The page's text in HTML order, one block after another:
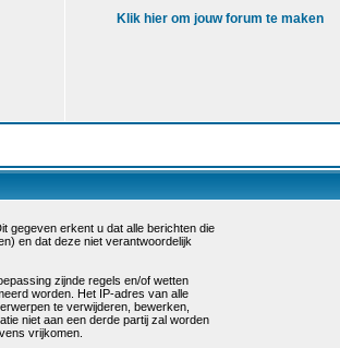
Klik hier om jouw forum te maken
gegeven erkent u dat alle berichten die
en dat deze niet verantwoordelijk
zijnde regels en/of wetten
worden. Het IP-adres van alle
te verwijderen, bewerken,
niet aan een derde partij zal worden
vrijkomen.